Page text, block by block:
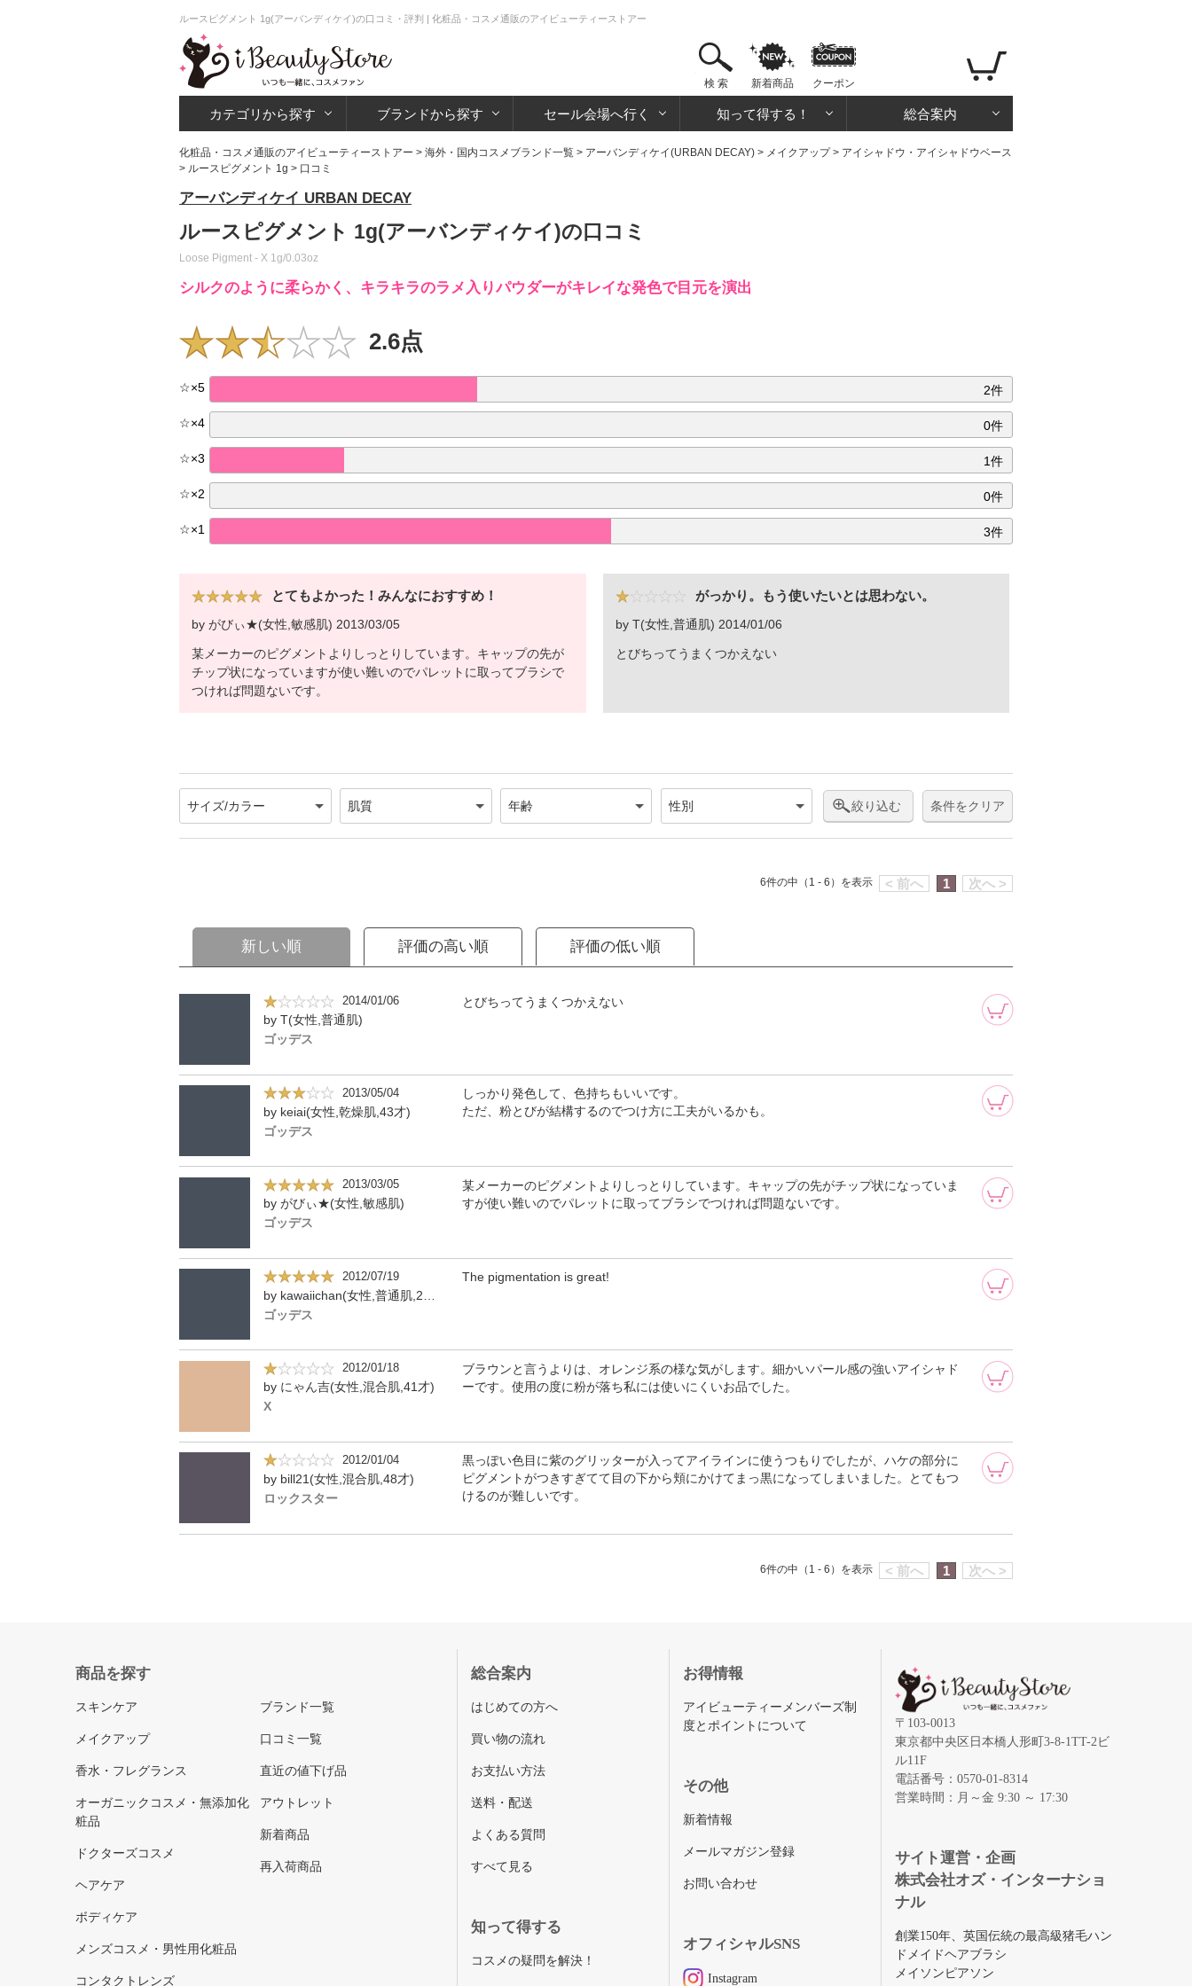
ルースピグメント 1g(アーバンディケイ)の口コミ・評判 | 化粧品・コスメ通販のアイビューティーストアー
検 索 新着商品 クーポン
カテゴリから探す ブランドから探す セール会場へ行く 知って得する！ 総合案内
化粧品・コスメ通販のアイビューティーストアー > 海外・国内コスメブランド一覧 > アーバンディケイ(URBAN DECAY) > メイクアップ> アイシャドウ・アイシャドウベース
> ルースピグメント 1g > 口コミ
アーバンディケイ URBAN DECAY
ルースピグメント 1g(アーバンディケイ)の口コミ
Loose Pigment - X 1g/0.03oz
シルクのように柔らかく、キラキラのラメ入りパウダーがキレイな発色で目元を演出
2.6点
☆×5 2件
☆×4 0件
☆×3 1件
☆×2 0件
☆×1 3件
とてもよかった！みんなにおすすめ！
by がびぃ★(女性,敏感肌) 2013/03/05
某メーカーのピグメントよりしっとりしています。キャップの先が
チップ状になっていますが使い難いのでパレットに取ってブラシで
つければ問題ないです。
がっかり。もう使いたいとは思わない。
by T(女性,普通肌) 2014/01/06
とびちってうまくつかえない
絞り込む 条件をクリア
< 前へ 1 次へ >
6件の中（1 - 6）を表示
新しい順 評価の高い順 評価の低い順
2014/01/06
by T(女性,普通肌)
ゴッデス
とびちってうまくつかえない
2013/05/04
by keiai(女性,乾燥肌,43才)
ゴッデス
しっかり発色して、色持ちもいいです。
ただ、粉とびが結構するのでつけ方に工夫がいるかも。
2013/03/05
by がびぃ★(女性,敏感肌)
ゴッデス
某メーカーのピグメントよりしっとりしています。キャップの先がチップ状になっていま
すが使い難いのでパレットに取ってブラシでつければ問題ないです。
2012/07/19
ゴッデス
The pigmentation is great!
2012/01/18
by にゃん吉(女性,混合肌,41才)
X
ブラウンと言うよりは、オレンジ系の様な気がします。細かいパール感の強いアイシャド
ーです。使用の度に粉が落ち私には使いにくいお品でした。
2012/01/04
by bill21(女性,混合肌,48才)
ロックスター
黒っぽい色目に紫のグリッターが入ってアイラインに使うつもりでしたが、ハケの部分に
ピグメントがつきすぎてて目の下から頬にかけてまっ黒になってしまいました。とてもつ
けるのが難しいです。
< 前へ 1 次へ >
6件の中（1 - 6）を表示
商品を探す
スキンケア
メイクアップ
香水・フレグランス
オーガニックコスメ・無添加化
粧品
ドクターズコスメ
ヘアケア
ボディケア
メンズコスメ・男性用化粧品
コンタクトレンズ
ブランド一覧
口コミ一覧
直近の値下げ品
アウトレット
新着商品
再入荷商品
総合案内
はじめての方へ
買い物の流れ
お支払い方法
送料・配送
よくある質問
すべて見る
知って得する
コスメの疑問を解決！
お得情報
アイビューティーメンバーズ制
度とポイントについて
その他
新着情報
メールマガジン登録
お問い合わせ
オフィシャルSNS
Instagram
〒103-0013
東京都中央区日本橋人形町3-8-1TT-2ビ
ル11F
電話番号：0570-01-8314
営業時間：月～金 9:30 ～ 17:30
サイト運営・企画
株式会社オズ・インターナショ
ナル
創業150年、英国伝統の最高級猪毛ハン
ドメイドヘアブラシ
メイソンピアソン